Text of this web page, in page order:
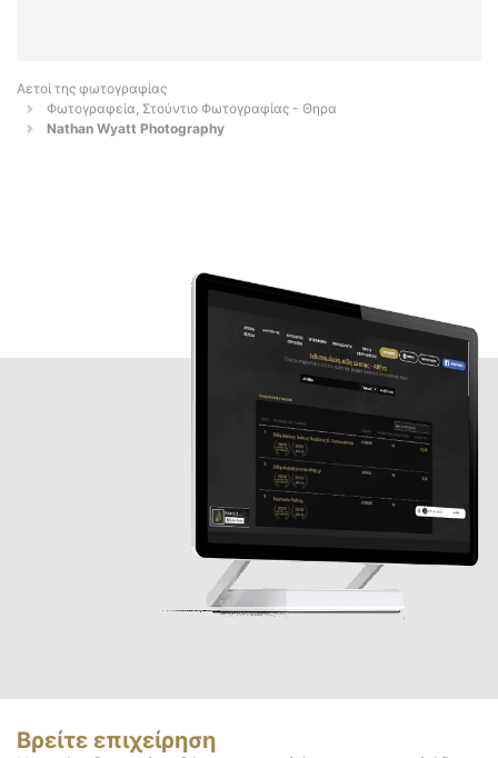
Αετοί της φωτογραφίας
Φωτογραφεία, Στούντιο Φωτογραφίας - Θηρα
Nathan Wyatt Photography
Βρείτε επιχείρηση